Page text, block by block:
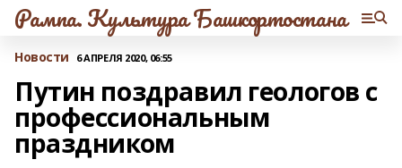
Рампа. Культура Башкортостана
Новости 6 АПРЕЛЯ 2020, 06:55
Путин поздравил геологов с
профессиональным
праздником